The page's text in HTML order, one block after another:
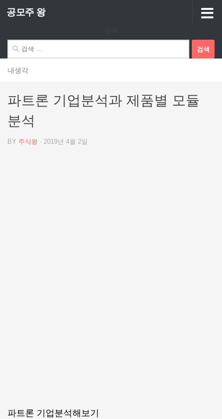
Skip to content
공모주 왕
색:
내생각
파트론 기업분석과 제품별 모듈
분석
BY 주식왕 · 2019년 4월 2일
파트론 기업분석해보기